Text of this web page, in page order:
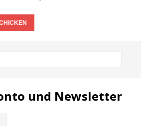
und Newsletter